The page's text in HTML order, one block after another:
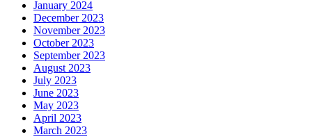
January 2024
December 2023
November 2023
October 2023
September 2023
August 2023
July 2023
June 2023
May 2023
April 2023
March 2023